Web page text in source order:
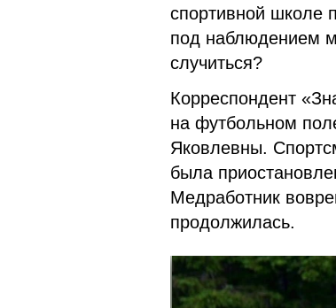
спортивной школе
под наблюдением
случиться?
Корреспондент
на футбольном
Яковлевны.
была
Медработник
продолжилась.